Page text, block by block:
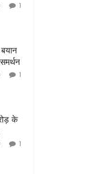
1
1
के
1